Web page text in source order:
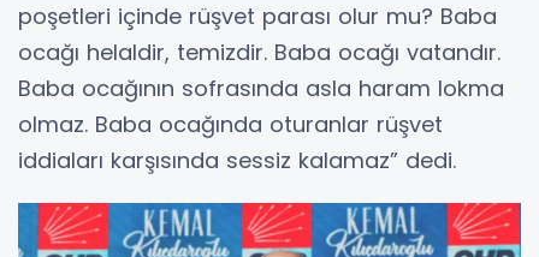
poşetleri içinde rüşvet parası olur mu? Baba
ocağı helaldir, temizdir. Baba ocağı vatandır.
Baba ocağının sofrasında asla haram lokma
olmaz. Baba ocağında oturanlar rüşvet
iddiaları karşısında sessiz kalamaz” dedi.